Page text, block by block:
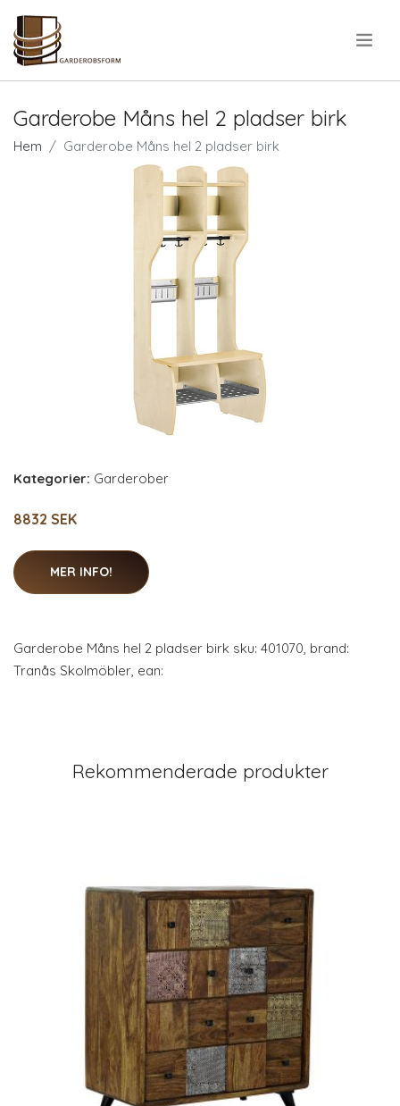
Garderobe Måns hel 2 pladser birk
Hem Garderobe Måns hel 2 pladser birk
Kategorier: Garderober
8832 SEK
MER INFO!
Garderobe Måns hel 2 pladser birk sku: 401070, brand:
Tranås Skolmöbler, ean:
Rekommenderade produkter